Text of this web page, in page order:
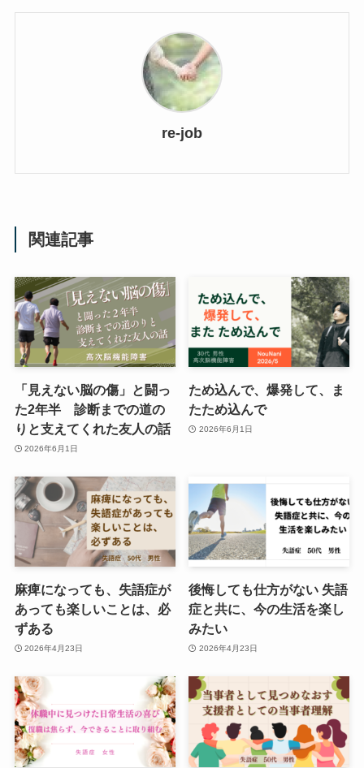
re-job
関連記事
「見えない脳の傷」と闘っ
た2年半 診断までの道の
りと支えてくれた友人の話
2026年6月1日
ため込んで、爆発して、ま
たため込んで
2026年6月1日
麻痺になっても、失語症が
あっても楽しいことは、必
ずある
2026年4月23日
後悔しても仕方がない 失語
症と共に、今の生活を楽し
みたい
2026年4月23日